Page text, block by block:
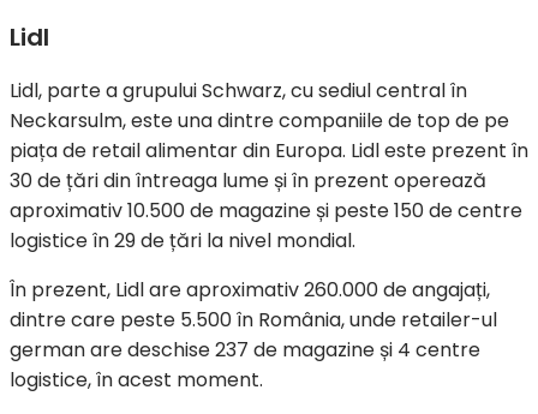
Lidl
Lidl, parte a grupului Schwarz, cu sediul central în
Neckarsulm, este una dintre companiile de top de pe
piața de retail alimentar din Europa. Lidl este prezent în
30 de țări din întreaga lume și în prezent operează
aproximativ 10.500 de magazine și peste 150 de centre
logistice în 29 de țări la nivel mondial.
În prezent, Lidl are aproximativ 260.000 de angajați,
dintre care peste 5.500 în România, unde retailer-ul
german are deschise 237 de magazine și 4 centre
logistice, în acest moment.